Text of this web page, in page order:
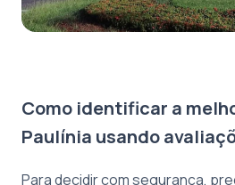
Como identificar a
Paulínia usando
Para decidir com segurança,